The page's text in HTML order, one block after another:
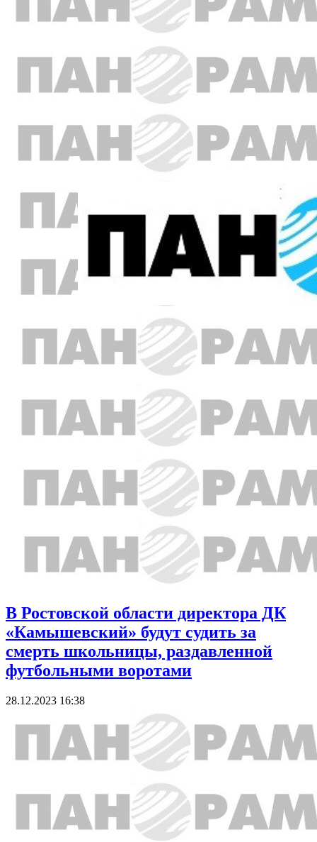
В Ростовской области директора ДК
«Камышевский» будут судить за
смерть школьницы, раздавленной
футбольными воротами
28.12.2023 16:38